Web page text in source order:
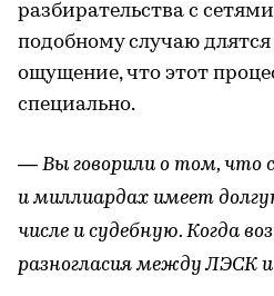
разбирательства с
подобному случаю длятся
ощущение, что этот
специально.
— Вы говорили о том, что
и миллиардах имеет
числе и судебную. Когда
разногласия между ЛЭСК